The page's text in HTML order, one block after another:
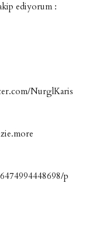
ediyorum :
NurglKaris
p